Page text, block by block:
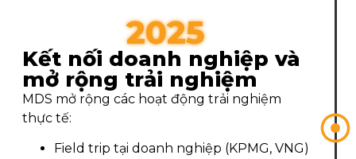
2025
Kết nối doanh nghiệp và
mở rộng trải nghiệm
MDS mở rộng các hoạt động trải nghiệm
thực tế:
Field trip tại doanh nghiệp (KPMG, VNG)